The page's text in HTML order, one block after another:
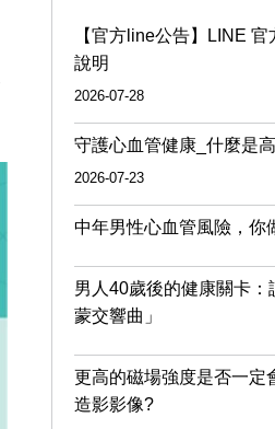
【官方line公告】LINE
說明
2026-07-28
守護心血管健康_什麼是
2026-07-23
中年男性心血管風險，你
男人40歲後的健康關卡：
蒙交響曲」
更高的磁場強度是否一定
造影影像?